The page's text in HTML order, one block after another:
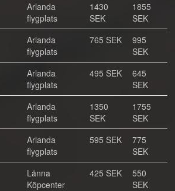
Arlanda
flygplats
1430
SEK
1855
SEK
Arlanda
flygplats
765 SEK
995
SEK
Arlanda
flygplats
495 SEK
645
SEK
Arlanda
flygplats
1350
SEK
1755
SEK
Arlanda
flygplats
595 SEK
775
SEK
Länna
Köpcenter
425 SEK
550
SEK